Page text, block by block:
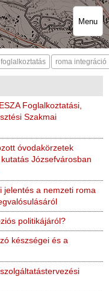
Menu
foglalkoztatás roma integráció
Foglalkoztatási,
Szakmai
óvodakörzetek
Józsefvárosban
jelentés a nemzeti roma
politikájáról?
készségei és a